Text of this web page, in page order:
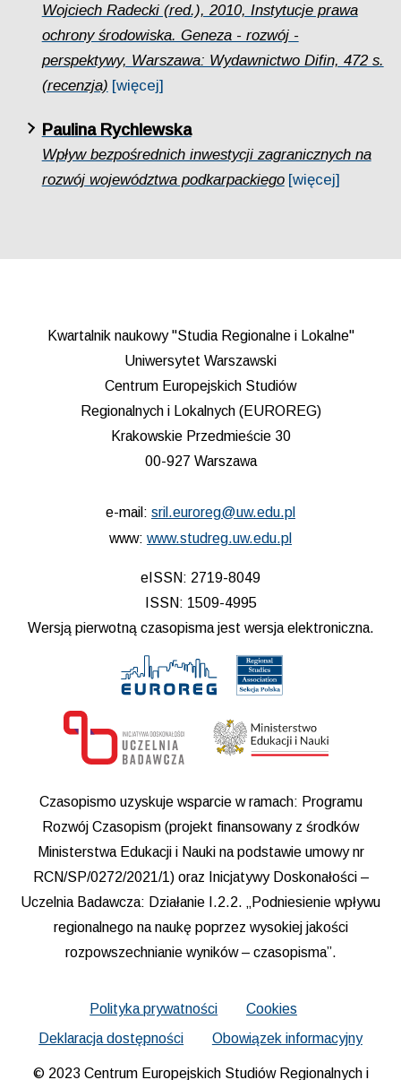
Wojciech Radecki (red.), 2010, Instytucje prawa
ochrony środowiska. Geneza - rozwój -
perspektywy, Warszawa: Wydawnictwo Difin, 472 s.
(recenzja) [więcej]
Paulina Rychlewska
Wpływ bezpośrednich inwestycji zagranicznych na
rozwój województwa podkarpackiego [więcej]
Kwartalnik naukowy "Studia Regionalne i Lokalne"
Uniwersytet Warszawski
Centrum Europejskich Studiów
Regionalnych i Lokalnych (EUROREG)
Krakowskie Przedmieście 30
00-927 Warszawa
e-mail: sril.euroreg@uw.edu.pl
www: www.studreg.uw.edu.pl
eISSN: 2719-8049
ISSN: 1509-4995
Wersją pierwotną czasopisma jest wersja elektroniczna.
Czasopismo uzyskuje wsparcie w ramach: Programu
Rozwój Czasopism (projekt finansowany z środków
Ministerstwa Edukacji i Nauki na podstawie umowy nr
RCN/SP/0272/2021/1) oraz Inicjatywy Doskonałości –
Uczelnia Badawcza: Działanie I.2.2. „Podniesienie wpływu
regionalnego na naukę poprzez wysokiej jakości
rozpowszechnianie wyników – czasopisma”.
Polityka prywatności
Cookies
Deklaracja dostępności
Obowiązek informacyjny
© 2023 Centrum Europejskich Studiów Regionalnych i